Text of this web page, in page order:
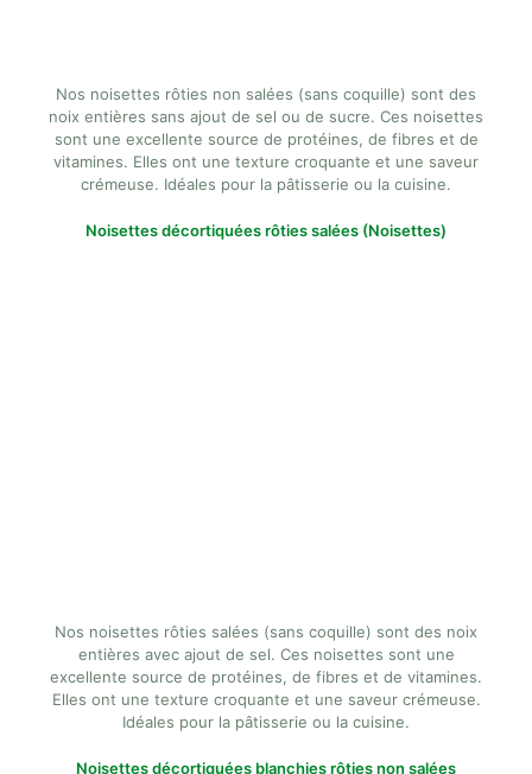
Nos noisettes rôties non salées (sans coquille) sont des
noix entières sans ajout de sel ou de sucre. Ces noisettes
sont une excellente source de protéines, de fibres et de
vitamines. Elles ont une texture croquante et une saveur
crémeuse. Idéales pour la pâtisserie ou la cuisine.
Noisettes décortiquées rôties salées (Noisettes)
Nos noisettes rôties salées (sans coquille) sont des noix
entières avec ajout de sel. Ces noisettes sont une
excellente source de protéines, de fibres et de vitamines.
Elles ont une texture croquante et une saveur crémeuse.
Idéales pour la pâtisserie ou la cuisine.
Noisettes décortiquées blanchies rôties non salées